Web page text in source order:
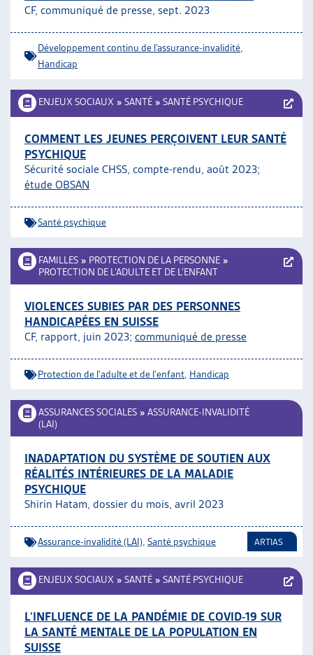
CF, communiqué de presse, sept. 2023
Développement continu de l’assurance-invalidité
Handicap
ENJEUX SOCIAUX » SANTÉ » SANTÉ PSYCHIQUE
COMMENT LES JEUNES PERÇOIVENT LEUR SANTÉ
PSYCHIQUE
Sécurité sociale CHSS, compte-rendu, août 2023;
étude OBSAN
Santé psychique
FAMILLES » PROTECTION DE LA PERSONNE »
PROTECTION DE L’ADULTE ET DE L’ENFANT
VIOLENCES SUBIES PAR DES PERSONNES
HANDICAPÉES EN SUISSE
CF, rapport, juin 2023; communiqué de presse
Protection de l'adulte et de l'enfant Handicap
ASSURANCES SOCIALES » ASSURANCE-INVALIDITÉ
(LAI)
INADAPTATION DU SYSTÈME DE SOUTIEN AUX
RÉALITÉS INTÉRIEURES DE LA MALADIE
PSYCHIQUE
Shirin Hatam, dossier du mois, avril 2023
Assurance-invalidité (LAI) Santé psychique ARTIAS
ENJEUX SOCIAUX » SANTÉ » SANTÉ PSYCHIQUE
L’INFLUENCE DE LA PANDÉMIE DE COVID-19 SUR
LA SANTÉ MENTALE DE LA POPULATION EN
SUISSE